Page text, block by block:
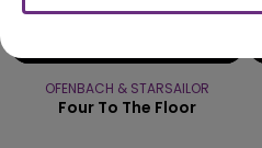
OFENBACH & STARSAILOR
Four To The Floor